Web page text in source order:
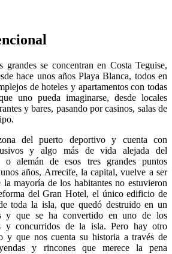
grandes se concentran en Costa Teguise,
hace unos años Playa Blanca, todos en
de hoteles y apartamentos con todas
uno pueda imaginarse, desde locales
y bares, pasando por casinos, salas de
del puerto deportivo y cuenta con
y algo más de vida alejada del
o alemán de esos tres grandes puntos
años, Arrecife, la capital, vuelve a ser
la mayoría de los habitantes no estuvieron
del Gran Hotel, el único edificio de
toda la isla, que quedó destruido en un
y que se ha convertido en uno de los
y concurridos de la isla. Pero hay otro
y que nos cuenta su historia a través de
y rincones que merece la pena